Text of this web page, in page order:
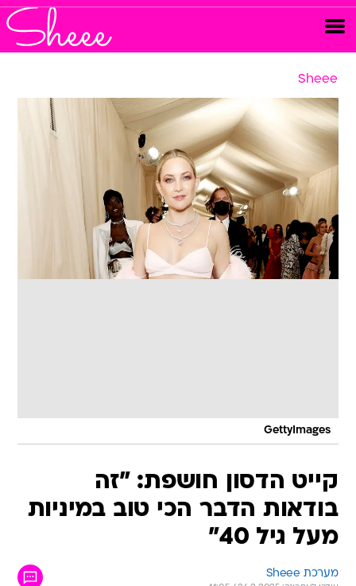
Sheee
GettyImages
קייט הדסון חושפת: "זה
בודאות הדבר הכי טוב במיניות
מעל גיל 40"
מערכת Sheee